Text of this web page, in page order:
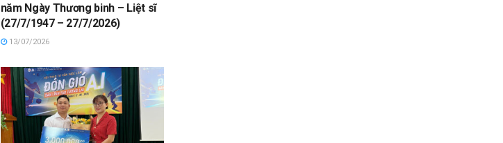
năm Ngày Thương binh – Liệt sĩ
(27/7/1947 – 27/7/2026)
13/07/2026